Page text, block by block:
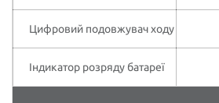
Цифровий подовжувач ходу
Індикатор розряду батареї